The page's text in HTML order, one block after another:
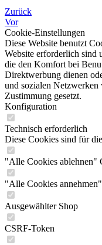
Zurück
Vor
Cookie-Einstellungen
Diese Website benutzt
Website erforderlich sind
die den Komfort bei
Direktwerbung dienen
und sozialen
Zustimmung gesetzt.
Konfiguration
Technisch erforderlich
Diese Cookies sind für
"Alle Cookies ablehnen"
"Alle Cookies
Ausgewählter Shop
CSRF-Token